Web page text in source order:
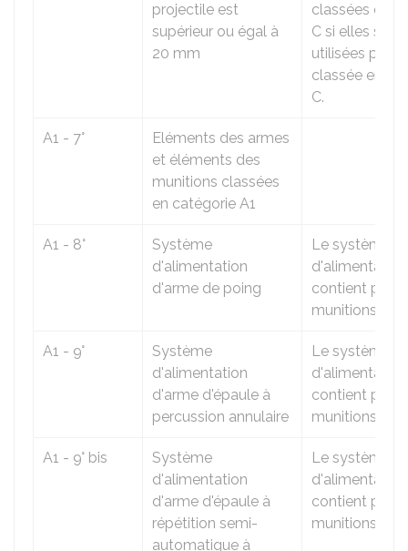
projectile est
supérieur ou égal à
20 mm
classées en
C si elles sont
utilisées par
classée en
C.
A1 - 7°
Eléments des armes
et éléments des
munitions classées
en catégorie A1
A1 - 8°
Système
d'alimentation
d'arme de poing
Le système
d'alimentation
contient plus
munitions.
A1 - 9°
Système
d'alimentation
d'arme d'épaule à
percussion annulaire
Le système
d'alimentation
contient plus
munitions.
A1 - 9° bis
Système
d'alimentation
d'arme d'épaule à
répétition semi-
automatique à
Le système
d'alimentation
contient plus
munitions.